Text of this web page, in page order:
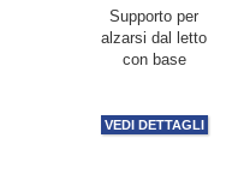
Supporto per
alzarsi dal letto
con base
VEDI DETTAGLI